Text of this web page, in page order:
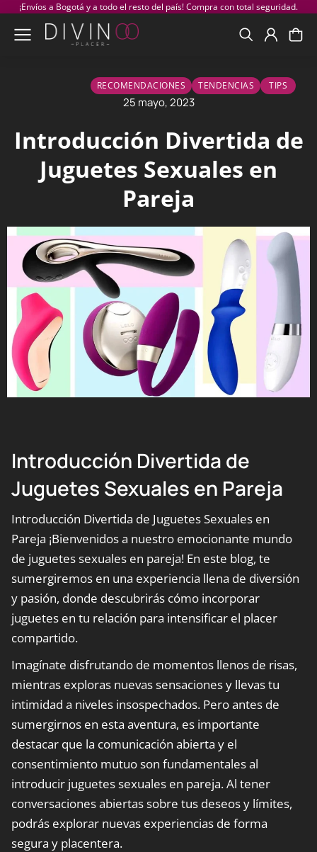
¡Envíos a Bogotá y a todo el resto del país! Compra con total seguridad.
RECOMENDACIONES TENDENCIAS TIPS
25 mayo, 2023
Introducción Divertida de
Juguetes Sexuales en
Pareja
Introducción Divertida de
Juguetes Sexuales en Pareja
Introducción Divertida de Juguetes Sexuales en
Pareja ¡Bienvenidos a nuestro emocionante mundo
de juguetes sexuales en pareja! En este blog, te
sumergiremos en una experiencia llena de diversión
y pasión, donde descubrirás cómo incorporar
juguetes en tu relación para intensificar el placer
compartido.
Imagínate disfrutando de momentos llenos de risas,
mientras exploras nuevas sensaciones y llevas tu
intimidad a niveles insospechados. Pero antes de
sumergirnos en esta aventura, es importante
destacar que la comunicación abierta y el
consentimiento mutuo son fundamentales al
introducir juguetes sexuales en pareja. Al tener
conversaciones abiertas sobre tus deseos y límites,
podrás explorar nuevas experiencias de forma
segura y placentera.